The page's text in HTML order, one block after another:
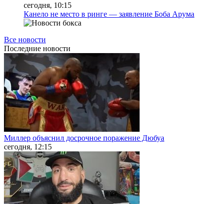
сегодня, 10:15
Канело не место в ринге — заявление Боба Арума
Все новости
Последние новости
Миллер объяснил досрочное поражение Дюбуа
сегодня, 12:15